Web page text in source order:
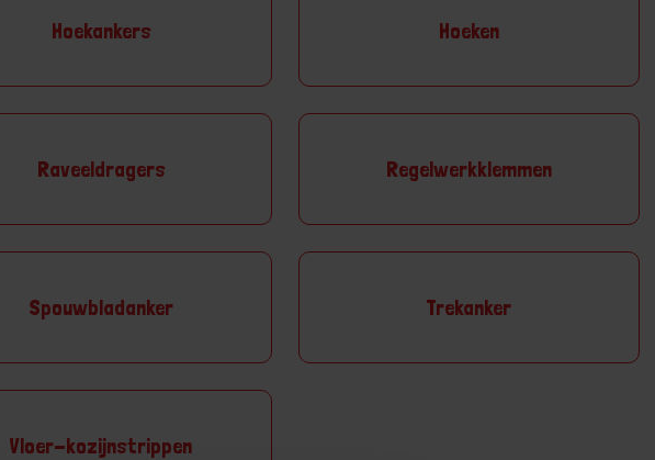
Hoekankers Hoeken
Raveeldragers Regelwerkklemmen
Spouwbladanker Trekanker
Vloer-kozijnstrippen